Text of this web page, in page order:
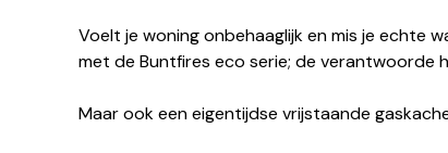
Voelt je woning onbehaaglijk en mis je echte
met de Buntfires eco serie; de verantwoorde
Maar ook een eigentijdse vrijstaande